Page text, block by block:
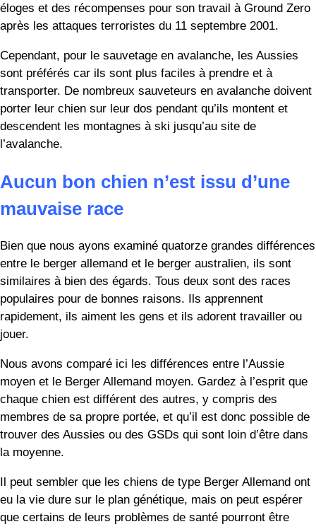
affectueuses et font de merveilleux animaux de compagnie.
améliorer la vie d’un berger allemand et d’un berger
australien ».
Jonathan
Auteur